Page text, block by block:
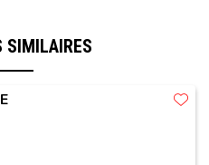
SIMILAIRES